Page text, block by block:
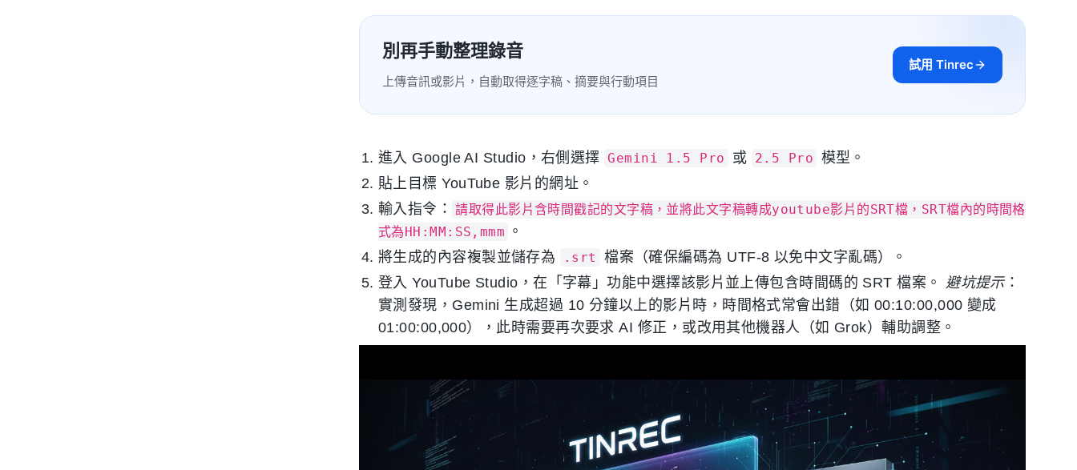
別再手動整理錄音
上傳音訊或影片，自動取得逐字稿、摘要與行動項目
試用 Tinrec
進入 Google AI Studio，右側選擇 Gemini 1.5 Pro 或 2.5 Pro 模型。
貼上目標 YouTube 影片的網址。
輸入指令： 請取得此影片含時間戳記的文字稿，並將此文字稿轉成youtube影片的SRT檔，SRT檔內的時間格
式為HH:MM:SS,mmm 。
將生成的內容複製並儲存為
.srt
檔案（確保編碼為 UTF-8 以免中文字亂碼）。
登入 YouTube Studio，在「字幕」功能中選擇該影片並上傳包含時間碼的 SRT 檔案。 避坑提示：
實測發現，Gemini 生成超過 10 分鐘以上的影片時，時間格式常會出錯（如 00:10:00,000 變成
01:00:00,000），此時需要再次要求 AI 修正，或改用其他機器人（如 Grok）輔助調整。